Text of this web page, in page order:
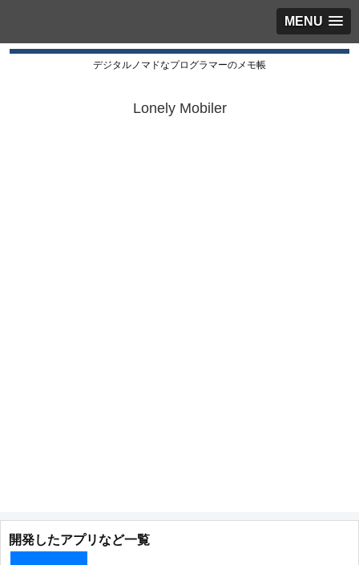
MENU
デジタルノマドなプログラマーのメモ帳
Lonely Mobiler
開発したアプリなど一覧